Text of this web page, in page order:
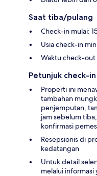
Saat tiba/pulang
Check-in mulai:
Usia check-in
Waktu check-out
Petunjuk check-in
Properti ini
tambahan
penjemputan,
jam sebelum
konfirmasi
Resepsionis di
kedatangan
Untuk detail
melalui